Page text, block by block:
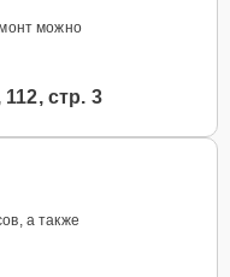
можно
стр. 3
а также